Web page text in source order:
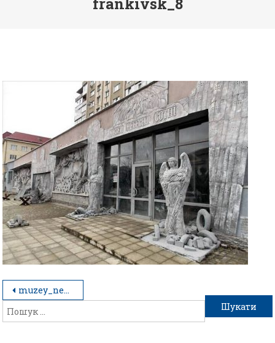
muzey_nebesnoyi_sotni_ivano-frankivsk_8